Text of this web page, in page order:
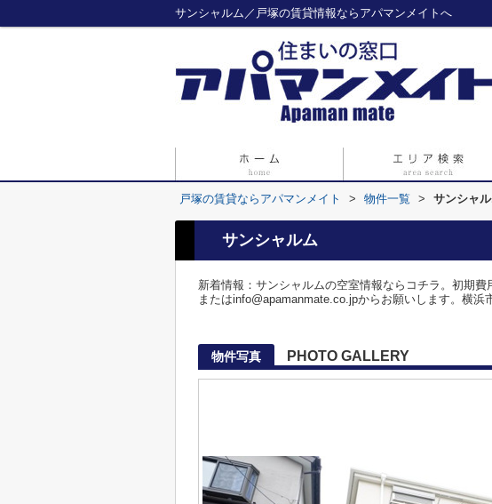
サンシャルム／戸塚の賃貸情報ならアパマンメイトへ
戸塚の賃貸ならアパマンメイト > 物件一覧 > サンシャ
サンシャルム
新着情報：サンシャルムの空室情報ならコチラ。初期
またはinfo@apamanmate.co.jpからお願いします。横浜
物件写真 PHOTO GALLERY